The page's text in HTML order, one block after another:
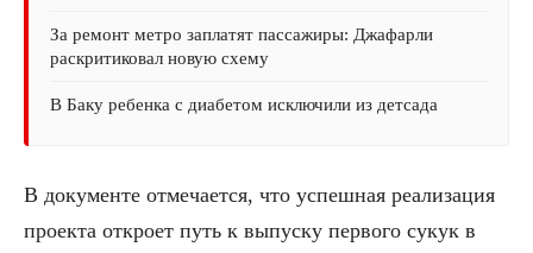
За ремонт метро заплатят пассажиры: Джафарли
раскритиковал новую схему
В Баку ребенка с диабетом исключили из детсада
В документе отмечается, что успешная реализация
проекта откроет путь к выпуску первого сукук в